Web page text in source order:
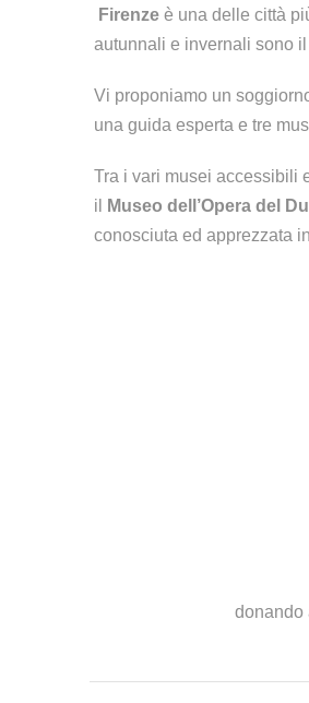
Firenze è una delle città
autunnali e invernali sono
Vi proponiamo un
una guida esperta e tre
Tra i vari musei accessibili
il
Museo dell’Opera del
conosciuta ed apprezzata
donando